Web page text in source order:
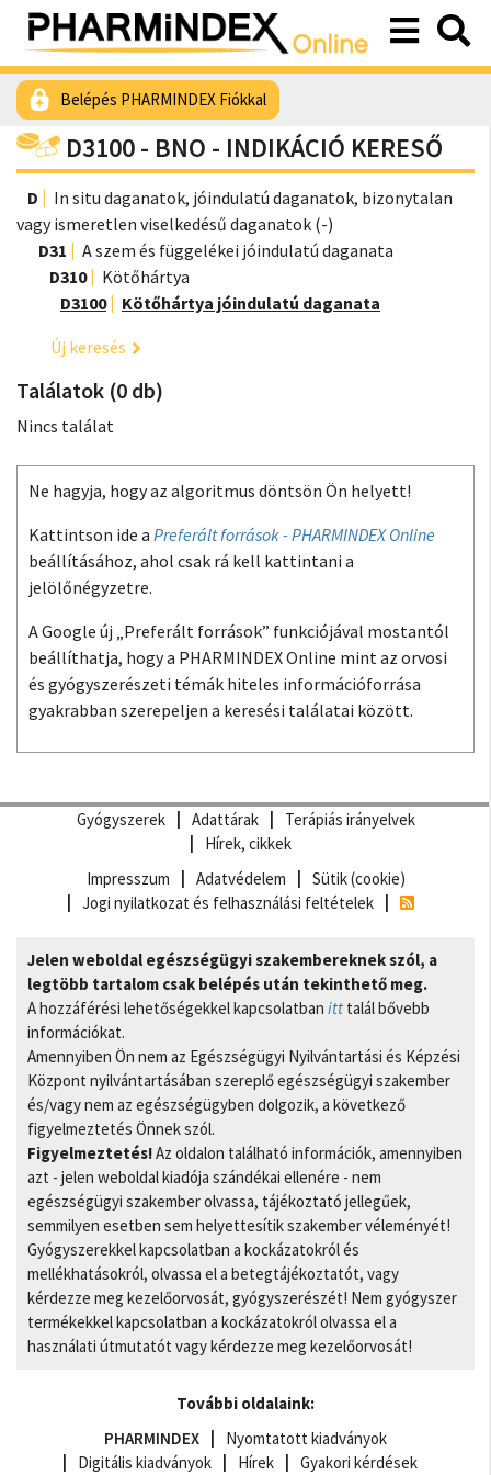
Belépés PHARMINDEX Fiókkal
D3100 - BNO - INDIKÁCIÓ KERESŐ
D
In situ daganatok, jóindulatú daganatok, bizonytalan
vagy ismeretlen viselkedésű daganatok (-)
D31
A szem és függelékei jóindulatú daganata
D310
Kötőhártya
D3100
Kötőhártya jóindulatú daganata
Új keresés
Találatok (0 db)
Nincs találat
Ne hagyja, hogy az algoritmus döntsön Ön helyett!
Kattintson ide a Preferált források - PHARMINDEX Online
beállításához, ahol csak rá kell kattintani a
jelölőnégyzetre.
A Google új „Preferált források” funkciójával mostantól
beállíthatja, hogy a PHARMINDEX Online mint az orvosi
és gyógyszerészeti témák hiteles információforrása
gyakrabban szerepeljen a keresési találatai között.
Gyógyszerek Adattárak
Terápiás irányelvek
Hírek, cikkek
Impresszum
Adatvédelem
Sütik (cookie)
Jogi nyilatkozat és felhasználási feltételek
Jelen weboldal egészségügyi szakembereknek szól, a
legtöbb tartalom csak belépés után tekinthető meg.
A hozzáférési lehetőségekkel kapcsolatban itt talál bővebb
információkat.
Amennyiben Ön nem az Egészségügyi Nyilvántartási és Képzési
Központ nyilvántartásában szereplő egészségügyi szakember
és/vagy nem az egészségügyben dolgozik, a következő
figyelmeztetés Önnek szól.
Figyelmeztetés!Az oldalon található információk, amennyiben
azt - jelen weboldal kiadója szándékai ellenére - nem
egészségügyi szakember olvassa, tájékoztató jellegűek,
semmilyen esetben sem helyettesítik szakember véleményét!
Gyógyszerekkel kapcsolatban a kockázatokról és
mellékhatásokról, olvassa el a betegtájékoztatót, vagy
kérdezze meg kezelőorvosát, gyógyszerészét! Nem gyógyszer
termékekkel kapcsolatban a kockázatokról olvassa el a
használati útmutatót vagy kérdezze meg kezelőorvosát!
További oldalaink:
PHARMINDEX
Nyomtatott kiadványok
Digitális kiadványok
Hírek Gyakori kérdések